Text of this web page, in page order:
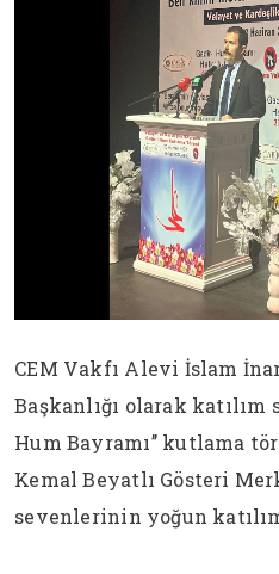
CEM Vakfı Alevi İslam
Başkanlığı olarak katılım
Hum Bayramı’’ kutlama
Kemal Beyatlı Gösteri
sevenlerinin yoğun